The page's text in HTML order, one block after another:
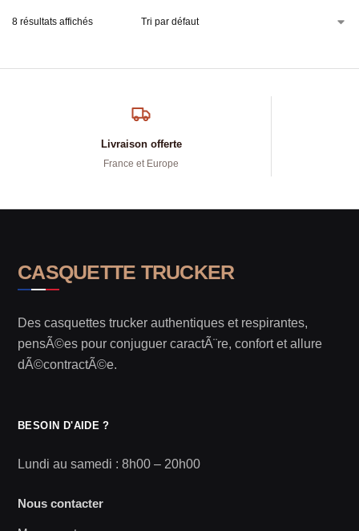
8 résultats affichés
Livraison offerte
France et Europe
CASQUETTE TRUCKER
Des casquettes trucker authentiques et respirantes,
pensÃ©es pour conjuguer caractÃ¨re, confort et allure
dÃ©contractÃ©e.
BESOIN D'AIDE ?
Lundi au samedi : 8h00 – 20h00
Nous contacter